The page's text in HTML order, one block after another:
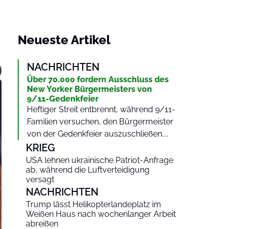
Neueste Artikel
NACHRICHTEN
Über 70.000 fordern Ausschluss des
New Yorker Bürgermeisters von
9/11-Gedenkfeier
Heftiger Streit entbrennt, während 9/11-
Familien versuchen, den Bürgermeister
von der Gedenkfeier auszuschließen....
KRIEG
USA lehnen ukrainische Patriot-Anfrage
ab, während die Luftverteidigung
versagt
NACHRICHTEN
Trump lässt Helikopterlandeplatz im
Weißen Haus nach wochenlanger Arbeit
abreißen